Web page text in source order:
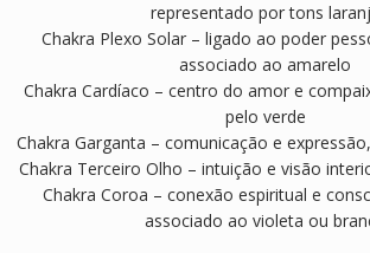
representado por tons
Chakra Plexo Solar – ligado ao poder
associado ao amarelo
Chakra Cardíaco – centro do amor e
pelo verde
Chakra Garganta – comunicação e
Chakra Terceiro Olho – intuição e visão
Chakra Coroa – conexão espiritual e
associado ao violeta ou